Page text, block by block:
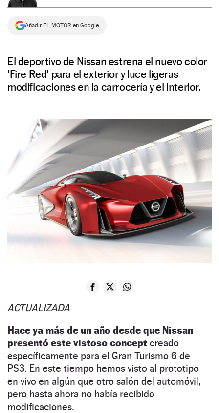
Añadir EL MOTOR en Google
El deportivo de Nissan estrena el nuevo color
'Fire Red' para el exterior y luce ligeras
modificaciones en la carrocería y el interior.
ACTUALIZADA
Hace ya más de un año desde que Nissan
presentó este vistoso concept creado
específicamente para el Gran Turismo 6 de
PS3. En este tiempo hemos visto al prototipo
en vivo en algún que otro salón del automóvil,
pero hasta ahora no había recibido
modificaciones.